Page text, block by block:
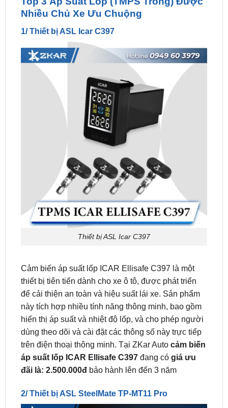
1/ Thiết bị ASL Icar C397
Thiết bị ASL Icar C397
Cảm biến áp suất lốp ICAR Ellisafe C397 là một
để cải thiện an toàn và hiệu suất lái xe. Sản phẩm
này tích hợp nhiều tính năng thông minh, bao gồm
hiển thị áp suất và nhiệt độ lốp, và cho phép người
dùng theo dõi và cài đặt các thông số này trực tiếp
trên điện thoại thông minh. Tại ZKar Autocảm biến
áp suất lốp ICAR Ellisafe C397đang có giá ưu
đãi là: 2.500.000đbảo hành lên đến 3 năm
2/ Thiết bị ASL SteelMate TP-MT11 Pro